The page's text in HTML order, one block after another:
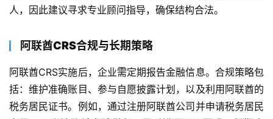
人，因此建议寻求专业顾问指导，确保结构合法。
阿联酋CRS合规与长期策略
阿联酋CRS实施后，企业需定期报告金融信息。合规策略包
括：维护准确账目、参与自愿披露计划，以及利用阿联酋的
税务居民证书。例如，通过注册阿联酋公司并申请税务居民